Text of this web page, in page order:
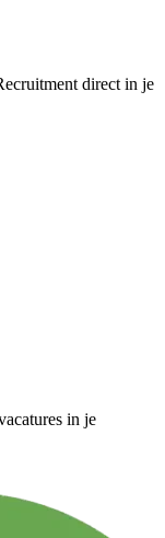
direct in je
in je